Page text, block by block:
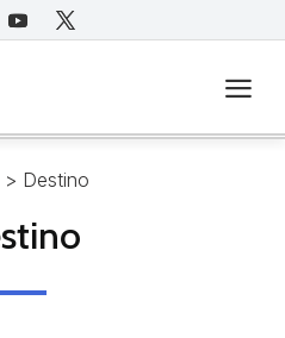
a
> Destino